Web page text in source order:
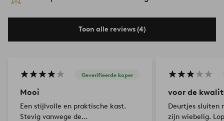
Toon alle reviews (4)
Geverifieerde koper
Mooi
Een stijlvolle en praktische kast.
Stevig vanwege de
voor de
Deurtjes sluiten
zijn wiebelig.